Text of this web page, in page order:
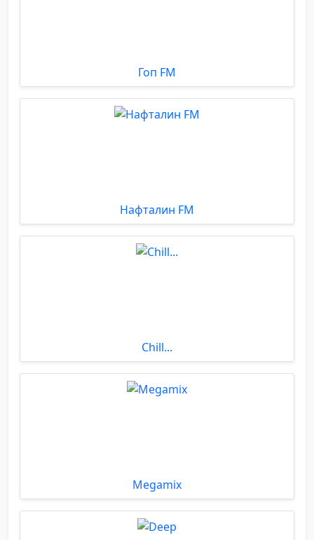
Гоп FM
Нафталин FM
Chill...
Megamix